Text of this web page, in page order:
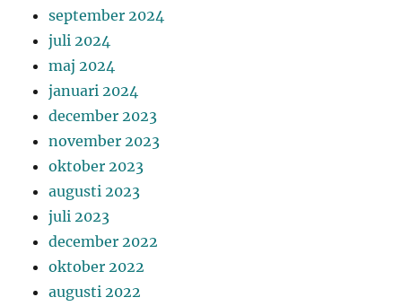
september 2024
juli 2024
maj 2024
januari 2024
december 2023
november 2023
oktober 2023
augusti 2023
juli 2023
december 2022
oktober 2022
augusti 2022